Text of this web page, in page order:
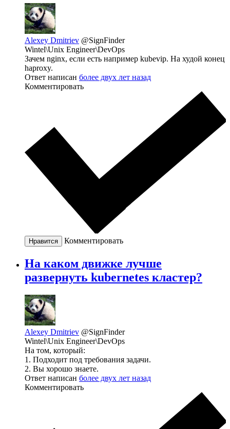
Alexey Dmitriev @SignFinder
Wintel\Unix Engineer\DevOps
Зачем nginx, если есть например kubevip. На худой конец
haproxy.
Ответ написан более двух лет назад
Комментировать
Нравится Комментировать
На каком движке лучше
развернуть kubernetes кластер?
Alexey Dmitriev @SignFinder
Wintel\Unix Engineer\DevOps
На том, который:
1. Подходит под требования задачи.
2. Вы хорошо знаете.
Ответ написан более двух лет назад
Комментировать